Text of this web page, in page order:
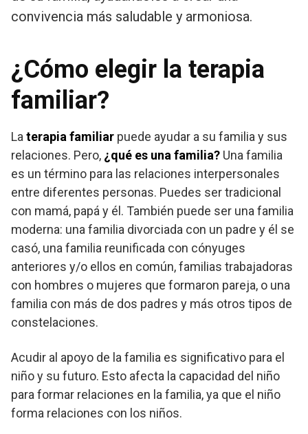
convivencia más saludable y armoniosa.
¿Cómo elegir la terapia
familiar?
La terapia familiar puede ayudar a su familia y sus
relaciones. Pero, ¿qué es una familia? Una familia
es un término para las relaciones interpersonales
entre diferentes personas. Puedes ser tradicional
con mamá, papá y él. También puede ser una familia
moderna: una familia divorciada con un padre y él se
casó, una familia reunificada con cónyuges
anteriores y/o ellos en común, familias trabajadoras
con hombres o mujeres que formaron pareja, o una
familia con más de dos padres y más otros tipos de
constelaciones.
Acudir al apoyo de la familia es significativo para el
niño y su futuro. Esto afecta la capacidad del niño
para formar relaciones en la familia, ya que el niño
forma relaciones con los niños.